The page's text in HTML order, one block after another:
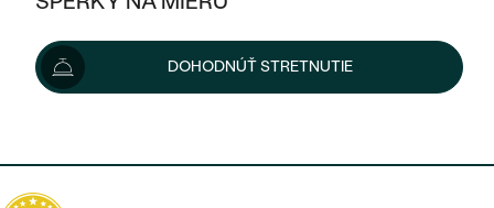
KOMBINOVANÉ ZLATO
PODĽA ŠTÝLU
POSTRANNÉ DRAHOKAMY
HALO
VINTAGE
VÝPREDAJ
ŠPERKY ČO POMÁHAJÚ
PODĽA TYPU
PLATINOVÉ
NAPICHOVACIE
ZLATÉ
STRIEBORNÉ
VÝPREDAJ
ZLATÉ
DOHODNÚŤ STRETNUTIE
1 080 €
Možnosti doručenia